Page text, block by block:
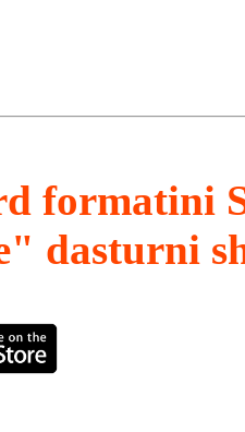
formatini
dasturni